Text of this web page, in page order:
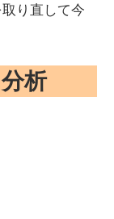
り直して今
析